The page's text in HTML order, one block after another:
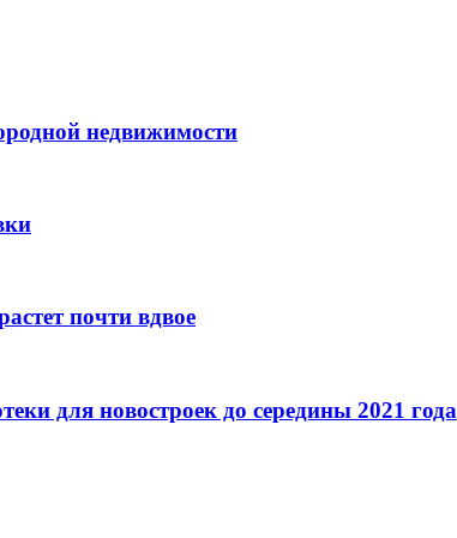
недвижимости
почти вдвое
для новостроек до середины 2021 года